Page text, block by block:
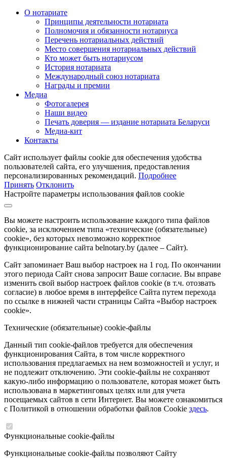
О нотариате
Принципы деятельности нотариата
Полномочия и обязанности нотариуса
Перечень нотариальных действий
Место совершения нотариальных действий
Кто может быть нотариусом
История нотариата
Международный союз нотариата
Награды и премии
Медиа
Фотогалерея
Наши видео
Печать доверия — издание нотариата Беларуси
Медиа-кит
Контакты
Сайт использует файлы cookie для обеспечения удобства
пользователей сайта, его улучшения, предоставления
персонализированных рекомендаций. Подробнее
Принять Отклонить
Настройте параметры использования файлов cookie
Вы можете настроить использование каждого типа файлов
cookie, за исключением типа «технические (обязательные)
cookie», без которых невозможно корректное
функционирование сайта belnotary.by (далее – Сайт).
Сайт запоминает Ваш выбор настроек на 1 год. По окончании
этого периода Сайт снова запросит Ваше согласие. Вы вправе
изменить свой выбор настроек файлов cookie (в т.ч. отозвать
согласие) в любое время в интерфейсе Сайта путем перехода
по ссылке в нижней части страницы Сайта «Выбор настроек
cookie».
Технические (обязательные) cookie-файлы
Данный тип cookie-файлов требуется для обеспечения
функционирования Сайта, в том числе корректного
использования предлагаемых на нем возможностей и услуг, и
не подлежит отключению. Эти cookie-файлы не сохраняют
какую-либо информацию о пользователе, которая может быть
использована в маркетинговых целях или для учета
посещаемых сайтов в сети Интернет. Вы можете ознакомиться
с Политикой в отношении обработки файлов Cookie здесь.
Функциональные cookie-файлы
Функциональные cookie-файлы позволяют Сайту